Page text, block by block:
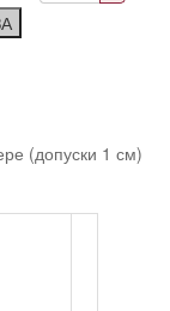
(допуски 1 см)